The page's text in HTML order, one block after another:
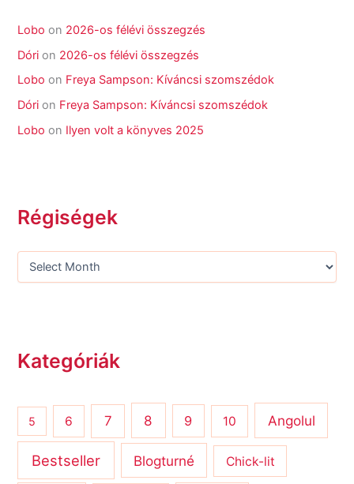
Lobo on 2026-os félévi összegzés
Dóri on 2026-os félévi összegzés
Lobo on Freya Sampson: Kíváncsi szomszédok
Dóri on Freya Sampson: Kíváncsi szomszédok
Lobo on Ilyen volt a könyves 2025
Régiségek
Kategóriák
5 6 7 8 9 10 Angolul
Bestseller Blogturné Chick-lit